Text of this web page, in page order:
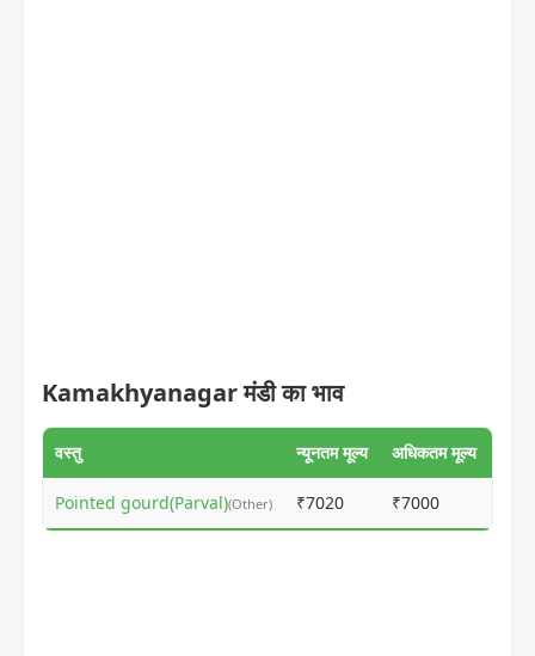
Kamakhyanagar मंडी का भाव
वस्तु न्यूनतम मूल्य अधिकतम मूल्य
Pointed gourd(Parval)(Other) ₹7020 ₹7000